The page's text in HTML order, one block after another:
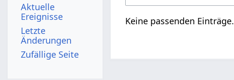
Keine passenden Einträge.
Aktuelle
Ereignisse
Letzte
Änderungen
Zufällige Seite